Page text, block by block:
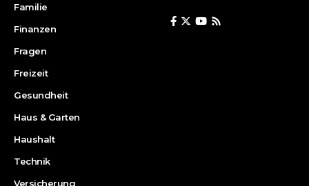
Familie
Finanzen
Fragen
Freizeit
Gesundheit
Haus & Garten
Haushalt
Technik
Versicherung